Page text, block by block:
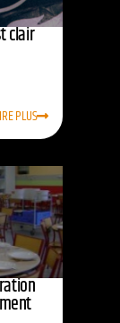
clair
PLUS